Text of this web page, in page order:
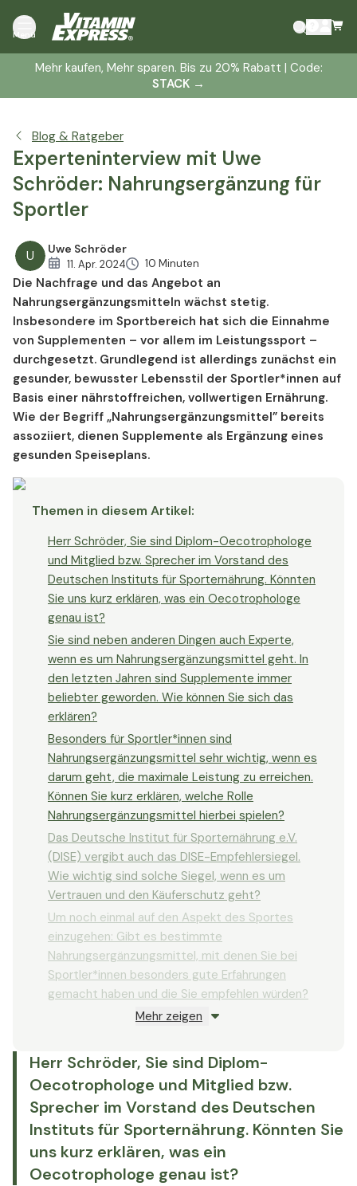
Menü
Mehr kaufen, Mehr sparen. Bis zu 20% Rabatt | Code:
STACK →
Blog & Ratgeber
Experteninterview mit Uwe
Schröder: Nahrungsergänzung für
Sportler
U Uwe Schröder
11. Apr. 2024 10 Minuten
Die Nachfrage und das Angebot an
Nahrungsergänzungsmitteln wächst stetig.
Insbesondere im Sportbereich hat sich die Einnahme
von Supplementen – vor allem im Leistungssport –
durchgesetzt. Grundlegend ist allerdings zunächst ein
gesunder, bewusster Lebensstil der Sportler*innen auf
Basis einer nährstoffreichen, vollwertigen Ernährung.
Wie der Begriff „Nahrungsergänzungsmittel” bereits
assoziiert, dienen Supplemente als Ergänzung eines
gesunden Speiseplans.
Themen in diesem Artikel:
Herr Schröder, Sie sind Diplom-Oecotrophologe
und Mitglied bzw. Sprecher im Vorstand des
Deutschen Instituts für Sporternährung. Könnten
Sie uns kurz erklären, was ein Oecotrophologe
genau ist?
Sie sind neben anderen Dingen auch Experte,
wenn es um Nahrungsergänzungsmittel geht. In
den letzten Jahren sind Supplemente immer
beliebter geworden. Wie können Sie sich das
erklären?
Besonders für Sportler*innen sind
Nahrungsergänzungsmittel sehr wichtig, wenn es
darum geht, die maximale Leistung zu erreichen.
Können Sie kurz erklären, welche Rolle
Nahrungsergänzungsmittel hierbei spielen?
Das Deutsche Institut für Sporternährung e.V.
(DISE) vergibt auch das DISE-Empfehlersiegel.
Wie wichtig sind solche Siegel, wenn es um
Vertrauen und den Käuferschutz geht?
Um noch einmal auf den Aspekt des Sportes
einzugehen: Gibt es bestimmte
Nahrungsergänzungsmittel, mit denen Sie bei
Sportler*innen besonders gute Erfahrungen
gemacht haben und die Sie empfehlen würden?
Sie sind neben Ihrer Tätigkeit auch Mitglied im
Position für Sie und wieso haben Sie sich
entschieden, diesen Karriereweg zu gehen?
Eine der Leistungen als Deutsches Institut für
Ernährungsberatung für Sportler*innen
anzubieten. Können Sie kurz und knapp erklären,
wie eine Beratung abläuft und welche
Mehr zeigen
Herr Schröder, Sie sind Diplom-Oecotrophologe
und Mitglied bzw. Sprecher im Vorstand des
Deutschen Instituts für Sporternährung. Könnten
Sie uns kurz erklären, was ein Oecotrophologe
genau ist?
um Nahrungsergänzungsmittel geht. In den letzten
Jahren sind Supplemente immer beliebter geworden.
Wie können Sie sich das erklären?
Besonders für Sportler*innen sind
geht, die maximale Leistung zu erreichen. Können Sie
kurz erklären, welche Rolle Nahrungsergänzungsmittel
hierbei spielen?
Das Deutsche Institut für Sporternährung e.V. (DISE)
vergibt auch das DISE-Empfehlersiegel. Wie wichtig sind
solche Siegel, wenn es um Vertrauen und den
Käuferschutz geht?
Um noch einmal auf den Aspekt des Sportes
einzugehen: Gibt es bestimmte
Nahrungsergänzungsmittel, mit denen Sie bei
Sportler*innen besonders gute Erfahrungen gemacht
haben und die Sie empfehlen würden?
wieso haben Sie sich entschieden, diesen Karriereweg
zu gehen?
Eine der Leistungen als Deutsches Institut für
Sporternährung ist außerdem, Ernährungsberatung für
Sportler*innen anzubieten. Können Sie kurz und knapp
erklären, wie eine Beratung abläuft und welche
Nahrungsergänzungsmittel Sie für welche Sportarten
empfehlen?
Herr Schröder, Sie sind Diplom-
Oecotrophologe und Mitglied bzw.
Sprecher im Vorstand des Deutschen
Instituts für Sporternährung. Könnten Sie
uns kurz erklären, was ein
Oecotrophologe genau ist?